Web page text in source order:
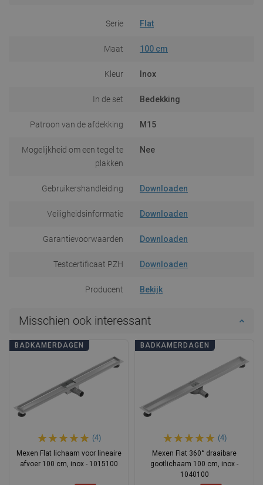
Serie Flat
Maat 100 cm
Kleur Inox
In de set Bedekking
Patroon van de afdekking M15
Mogelijkheid om een tegel te
plakken
Nee
Gebruikershandleiding Downloaden
Veiligheidsinformatie Downloaden
Garantievoorwaarden Downloaden
Testcertificaat PZH Downloaden
Producent Bekijk
Misschien ook interessant
BADKAMERDAGEN
(4)
Mexen Flat lichaam voor lineaire
afvoer 100 cm, inox - 1015100
BADKAMERDAGEN
(4)
Mexen Flat 360° draaibare
gootlichaam 100 cm, inox -
1040100